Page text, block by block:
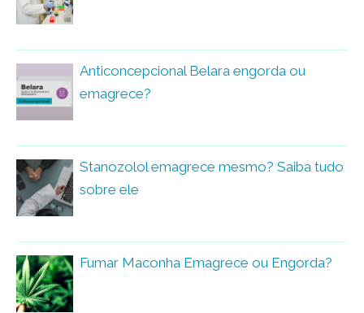
Anticoncepcional Belara engorda ou
emagrece?
Stanozolol emagrece mesmo? Saiba tudo
sobre ele
Fumar Maconha Emagrece ou Engorda?